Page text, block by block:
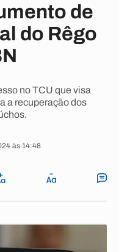
de
do Rêgo
no TCU que visa
a recuperação dos
às 14:48